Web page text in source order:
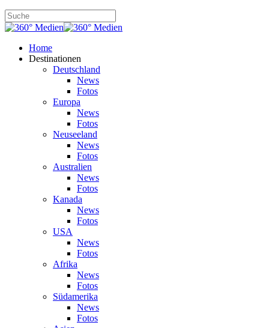
Home
Destinationen
Deutschland
News
Fotos
Europa
News
Fotos
Neuseeland
News
Fotos
Australien
News
Fotos
Kanada
News
Fotos
USA
News
Fotos
Afrika
News
Fotos
Südamerika
News
Fotos